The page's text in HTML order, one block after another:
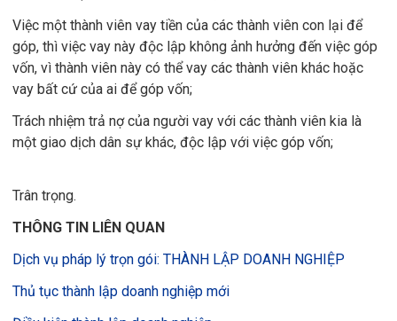
Việc một thành viên vay tiền của các thành viên con lại để
góp, thì việc vay này độc lập không ảnh hưởng đến việc góp
vốn, vì thành viên này có thể vay các thành viên khác hoặc
vay bất cứ của ai để góp vốn;
Trách nhiệm trả nợ của người vay với các thành viên kia là
một giao dịch dân sự khác, độc lập với việc góp vốn;
Trân trọng.
THÔNG TIN LIÊN QUAN
Dịch vụ pháp lý trọn gói: THÀNH LẬP DOANH NGHIỆP
Thủ tục thành lập doanh nghiệp mới